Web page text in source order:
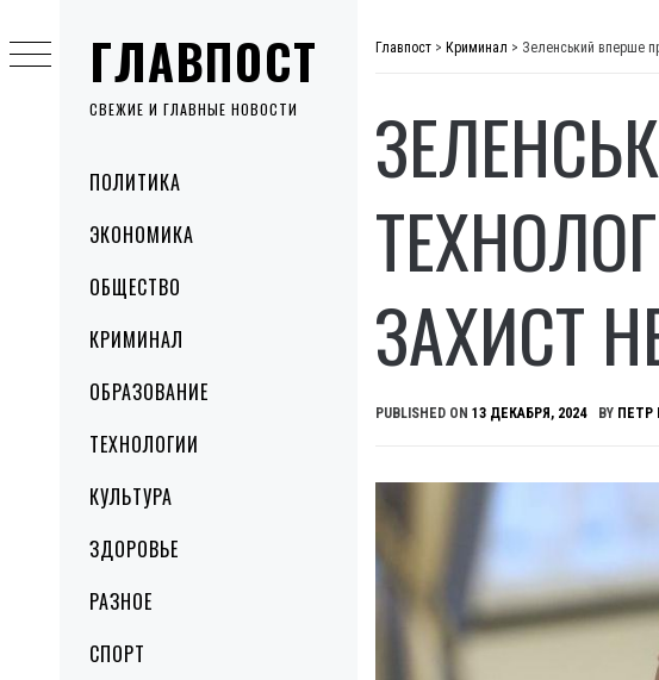
ГЛАВПОСТ
СВЕЖИЕ И ГЛАВНЫЕ НОВОСТИ
MenuПОЛИТИКА
ЭКОНОМИКА
ОБЩЕСТВО
КРИМИНАЛ
ОБРАЗОВАНИЕ
ТЕХНОЛОГИИ
КУЛЬТУРА
ЗДОРОВЬЕ
РАЗНОЕ
СПОРТ
to
content
Главпост > Криминал > Зеленський вперше
ЗАХИСТ
PUBLISHED ON 13 ДЕКАБРЯ, 2024 BY ПЕТР